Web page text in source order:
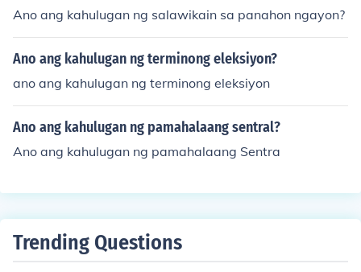
Ano ang kahulugan ng salawikain sa panahon ngayon?
Ano ang kahulugan ng terminong eleksiyon?
ano ang kahulugan ng terminong eleksiyon
Ano ang kahulugan ng pamahalaang sentral?
Ano ang kahulugan ng pamahalaang Sentra
Trending Questions